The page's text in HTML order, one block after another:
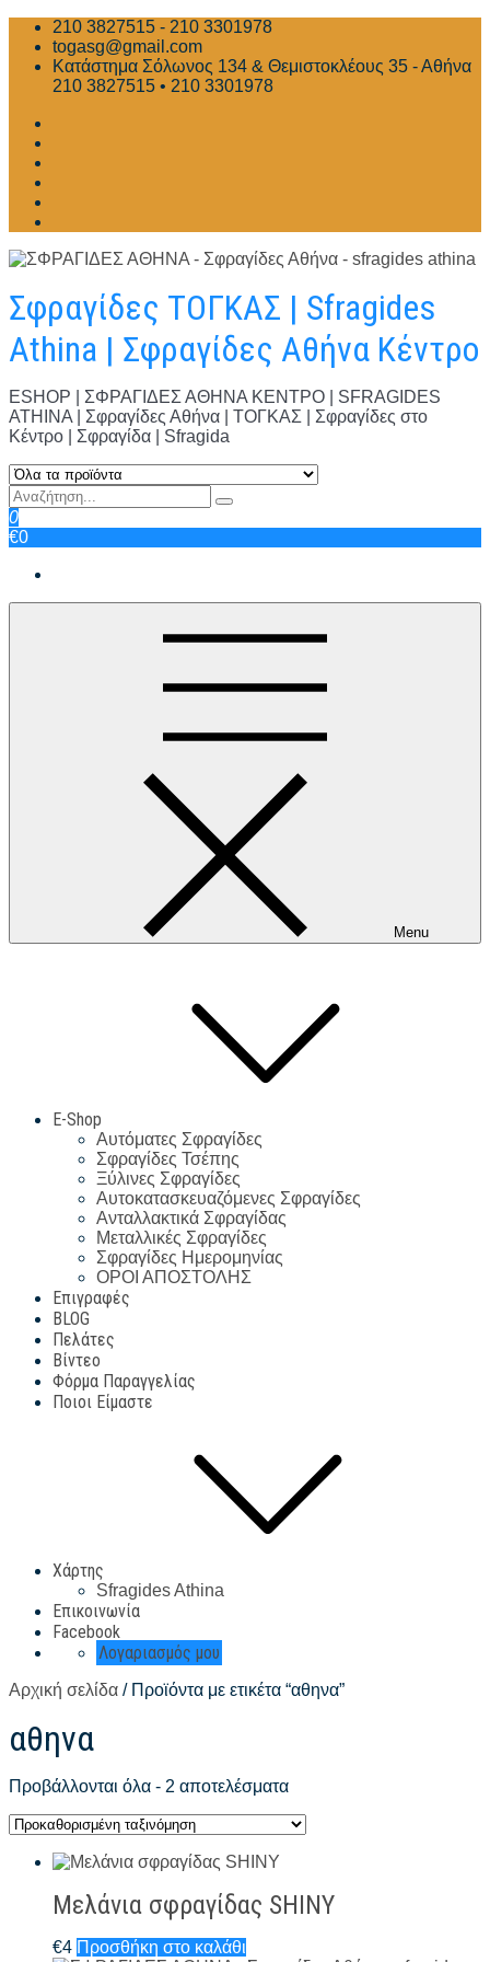
Skip
content
210 3827515 - 210 3301978
togasg@gmail.com
Κατάστημα Σόλωνος 134 & Θεμιστοκλέους 35 - Αθήνα
210 3827515 • 210 3301978
Σφραγίδες ΤΟΓΚΑΣ | Sfragides
Athina | Σφραγίδες Αθήνα Κέντρο
ESHOP | ΣΦΡΑΓΙΔΕΣ ΑΘΗΝΑ ΚΕΝΤΡΟ | SFRAGIDES
ATHINA | Σφραγίδες Αθήνα | ΤΟΓΚΑΣ | Σφραγίδες στο
Κέντρο | Σφραγίδα | Sfragida
0
€0
Menu
E-Shop
Αυτόματες Σφραγίδες
Σφραγίδες Τσέπης
Ξύλινες Σφραγίδες
Αυτοκατασκευαζόμενες Σφραγίδες
Ανταλλακτικά Σφραγίδας
Μεταλλικές Σφραγίδες
Σφραγίδες Ημερομηνίας
ΟΡΟΙ ΑΠΟΣΤΟΛΗΣ
Επιγραφές
BLOG
Πελάτες
Βίντεο
Φόρμα Παραγγελίας
Ποιοι Είμαστε
Χάρτης
Sfragides Athina
Επικοινωνία
Facebook
Λογαριασμός μου
Αρχική σελίδα / Προϊόντα με ετικέτα “αθηνα”
αθηνα
Προβάλλονται όλα - 2 αποτελέσματα
Μελάνια σφραγίδας SHINY
€4 Προσθήκη στο καλάθι